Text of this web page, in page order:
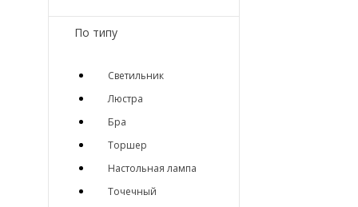
По типу
Светильник
Люстра
Бра
Торшер
Настольная лампа
Точечный